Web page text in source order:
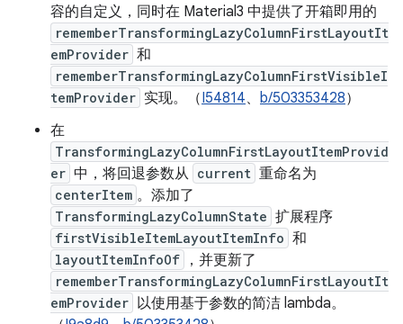
容的自定义，同时在 Material3 中提供了开箱即用的
rememberTransformingLazyColumnFirstLayoutIt
emProvider 和
rememberTransformingLazyColumnFirstVisibleI
temProvider 实现。（I54814、 b/503353428）
在
TransformingLazyColumnFirstLayoutItemProvid
er 中，将回退参数从 current 重命名为
centerItem 。添加了
TransformingLazyColumnState 扩展程序
firstVisibleItemLayoutItemInfo 和
layoutItemInfoOf ，并更新了
rememberTransformingLazyColumnFirstLayoutIt
emProvider 以使用基于参数的简洁 lambda。